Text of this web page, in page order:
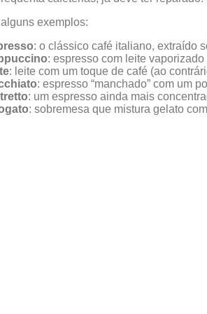
exemplos:
: o clássico café italiano, extraído
: espresso com leite
: leite com um toque de café (ao
: espresso “manchado” com um
: um espresso ainda mais
: sobremesa que mistura gelato